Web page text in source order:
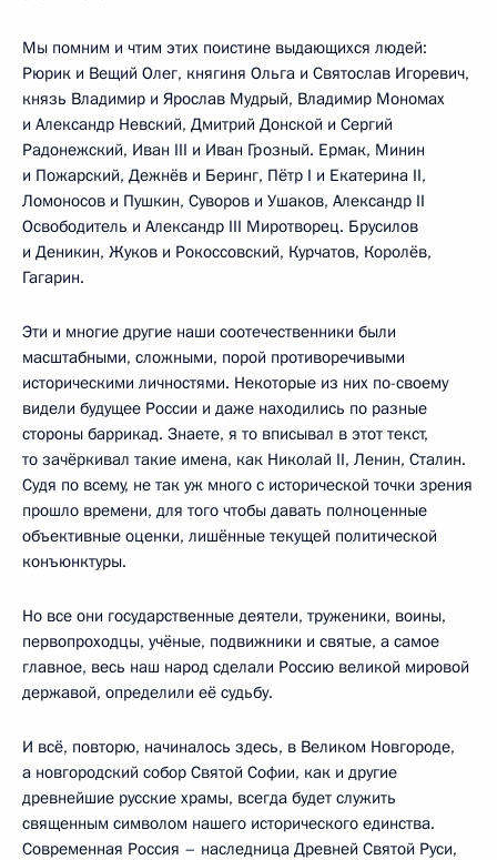
Мы помним и чтим этих поистине выдающихся людей:
Рюрик и Вещий Олег, княгиня Ольга и Святослав Игоревич,
князь Владимир и Ярослав Мудрый, Владимир Мономах
и Александр Невский, Дмитрий Донской и Сергий
Радонежский, Иван III и Иван Грозный. Ермак, Минин
и Пожарский, Дежнёв и Беринг, Пётр I и Екатерина II,
Ломоносов и Пушкин, Суворов и Ушаков, Александр II
Освободитель и Александр III Миротворец. Брусилов
и Деникин, Жуков и Рокоссовский, Курчатов, Королёв,
Гагарин.
Эти и многие другие наши соотечественники были
масштабными, сложными, порой противоречивыми
историческими личностями. Некоторые из них по-своему
видели будущее России и даже находились по разные
стороны баррикад. Знаете, я то вписывал в этот текст,
то зачёркивал такие имена, как Николай II, Ленин, Сталин.
Судя по всему, не так уж много с исторической точки зрения
прошло времени, для того чтобы давать полноценные
объективные оценки, лишённые текущей политической
конъюнктуры.
Но все они государственные деятели, труженики, воины,
первопроходцы, учёные, подвижники и святые, а самое
главное, весь наш народ сделали Россию великой мировой
державой, определили её судьбу.
И всё, повторю, начиналось здесь, в Великом Новгороде,
а новгородский собор Святой Софии, как и другие
древнейшие русские храмы, всегда будет служить
священным символом нашего исторического единства.
Современная Россия – наследница Древней Святой Руси,